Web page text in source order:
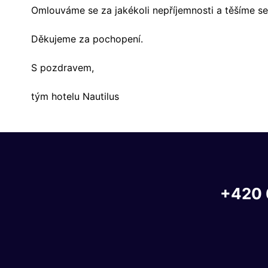
Omlouváme se za jakékoli nepříjemnosti a těšíme
Děkujeme za pochopení.
S pozdravem,
tým hotelu Nautilus
+420